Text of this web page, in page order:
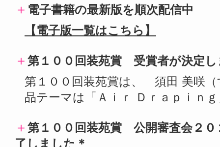
＋ 電子書籍の最新版を順次配信中
【電子版一覧はこちら】
＋ 第１００回装苑賞 受賞者が決定し
第１００回装苑賞は、 須田 美咲
品テーマは「Ａｉｒ Ｄｒａｐｉｎ
＋ 第１００回装苑賞 公開審査会２０
了しました＊